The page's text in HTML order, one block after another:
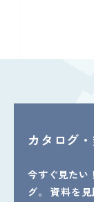
カタログ
今すぐ見たい！
グ。
資料を